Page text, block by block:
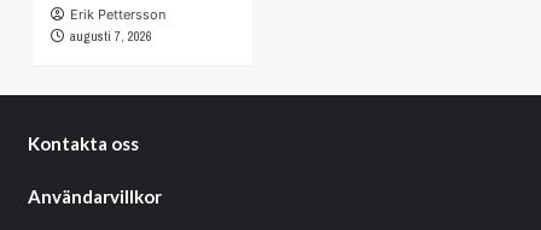
Erik Pettersson
augusti 7, 2026
Kontakta oss
Användarvillkor